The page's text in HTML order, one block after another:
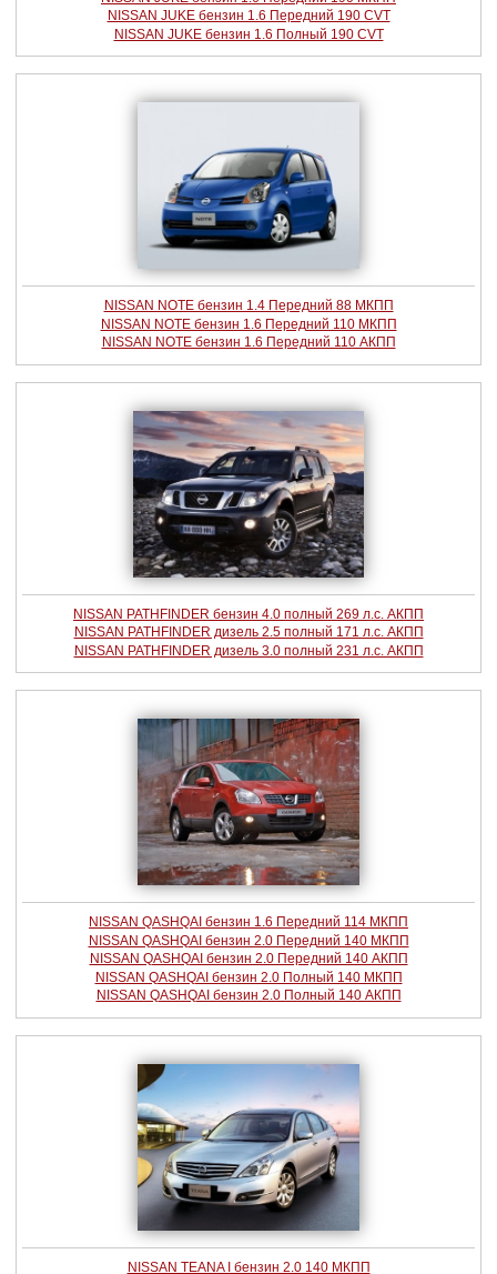
NISSAN JUKE бензин 1.6 Передний 190 CVT
NISSAN JUKE бензин 1.6 Полный 190 CVT
NISSAN NOTE бензин 1.4 Передний 88 МКПП
NISSAN NOTE бензин 1.6 Передний 110 МКПП
NISSAN NOTE бензин 1.6 Передний 110 АКПП
NISSAN PATHFINDER бензин 4.0 полный 269 л.с. АКПП
NISSAN PATHFINDER дизель 2.5 полный 171 л.с. АКПП
NISSAN PATHFINDER дизель 3.0 полный 231 л.с. АКПП
NISSAN QASHQAI бензин 1.6 Передний 114 МКПП
NISSAN QASHQAI бензин 2.0 Передний 140 МКПП
NISSAN QASHQAI бензин 2.0 Передний 140 АКПП
NISSAN QASHQAI бензин 2.0 Полный 140 МКПП
NISSAN QASHQAI бензин 2.0 Полный 140 АКПП
NISSAN TEANA I бензин 2.0 140 МКПП